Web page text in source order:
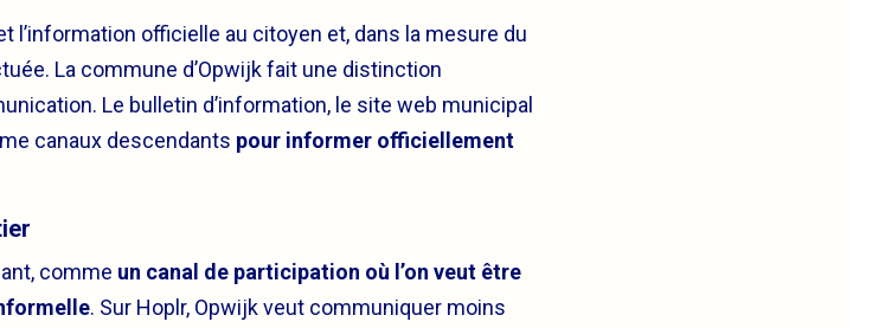
officielle au citoyen et, dans la mesure du
La commune d’Opwijk fait une distinction
Le bulletin d’information, le site web municipal
canaux descendants pour informer officiellement
comme un canal de participation où l’on veut être
. Sur Hoplr, Opwijk veut communiquer moins